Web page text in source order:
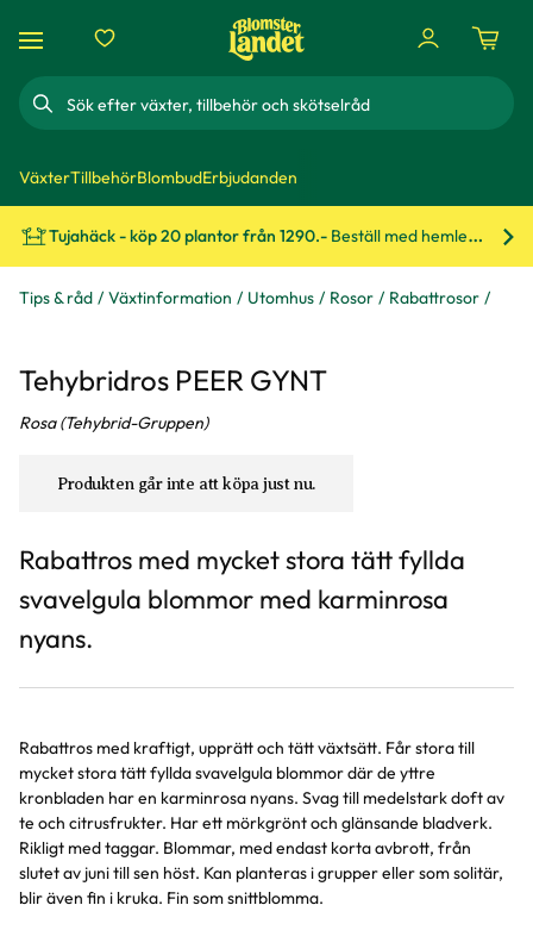
Sök
VäxterTillbehörBlombudErbjudanden
Tujahäck - köp 20 plantor från 1290.- Beställ med hemleverans!
Tips & råd Växtinformation Utomhus Rosor Rabattrosor
Tehybridros PEER GYNT
Rosa (Tehybrid-Gruppen)
Produkten går inte att köpa just nu.
Rabattros med mycket stora tätt fyllda
svavelgula blommor med karminrosa
nyans.
Rabattros med kraftigt, upprätt och tätt växtsätt. Får stora till
mycket stora tätt fyllda svavelgula blommor där de yttre
kronbladen har en karminrosa nyans. Svag till medelstark doft av
te och citrusfrukter. Har ett mörkgrönt och glänsande bladverk.
Rikligt med taggar. Blommar, med endast korta avbrott, från
slutet av juni till sen höst. Kan planteras i grupper eller som solitär,
blir även fin i kruka. Fin som snittblomma.